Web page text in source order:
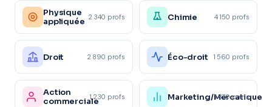
Physique
appliquée 2 340 profs Chimie 4 150 profs
Droit 2 890 profs Éco-droit 1 560 profs
Action
commerciale1 230 profs Marketing/Mercatique
1 870 profs